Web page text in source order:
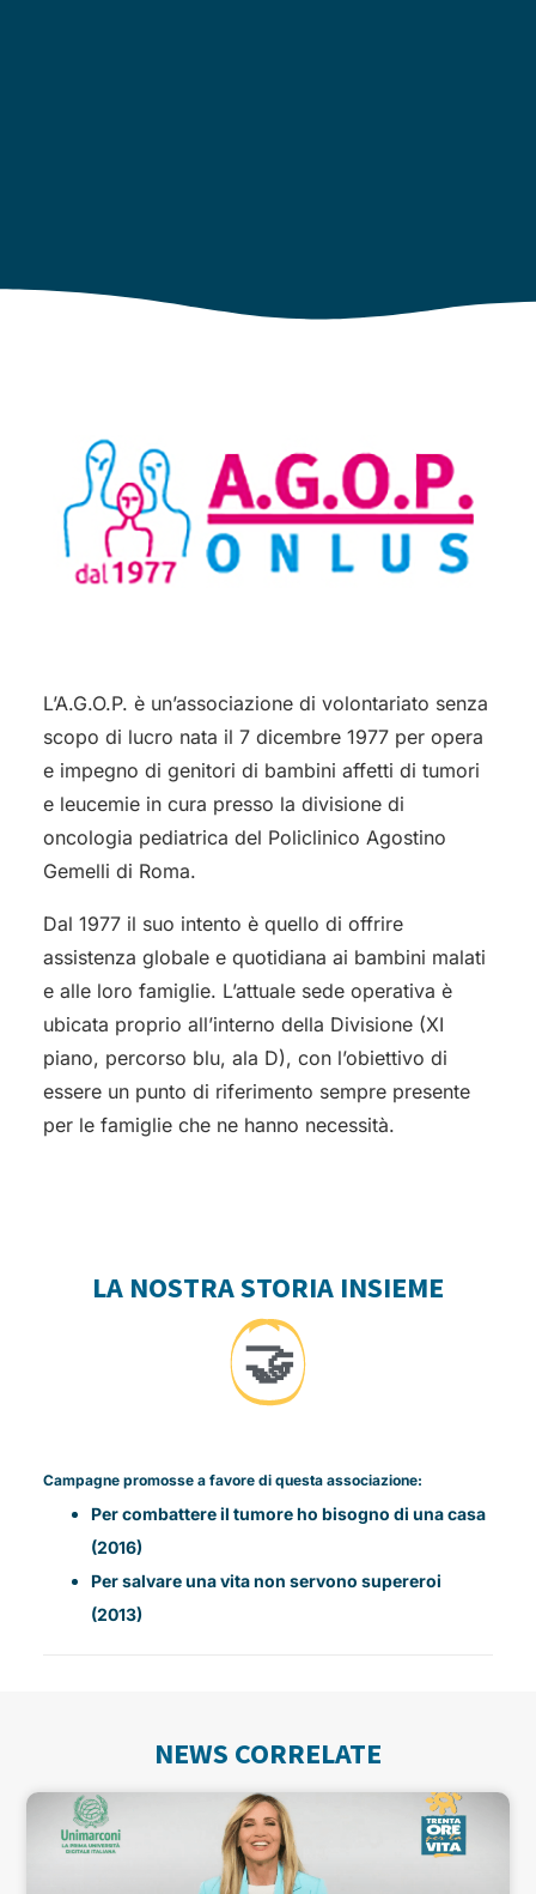
L’A.G.O.P. è un’associazione di volontariato senza
scopo di lucro nata il 7 dicembre 1977 per opera
e impegno di genitori di bambini affetti di tumori
e leucemie in cura presso la divisione di
oncologia pediatrica del Policlinico Agostino
Gemelli di Roma.
Dal 1977 il suo intento è quello di offrire
assistenza globale e quotidiana ai bambini malati
e alle loro famiglie. L’attuale sede operativa è
ubicata proprio all’interno della Divisione (XI
piano, percorso blu, ala D), con l’obiettivo di
essere un punto di riferimento sempre presente
per le famiglie che ne hanno necessità.
LA NOSTRA STORIA INSIEME
🤝
Campagne promosse a favore di questa associazione:
Per combattere il tumore ho bisogno di una casa
(2016)
Per salvare una vita non servono supereroi
(2013)
NEWS CORRELATE